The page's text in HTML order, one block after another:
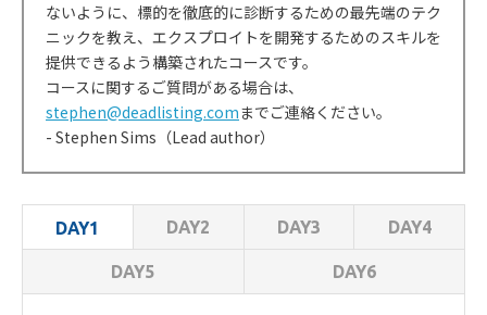
ないように、標的を徹底的に診断するための最先端のテク
ニックを教え、エクスプロイトを開発するためのスキルを
提供できるよう構築されたコースです。
コースに関するご質問がある場合は、
stephen@deadlisting.comまでご連絡ください。
- Stephen Sims（Lead author）
DAY1 DAY2 DAY3 DAY4
DAY5 DAY6